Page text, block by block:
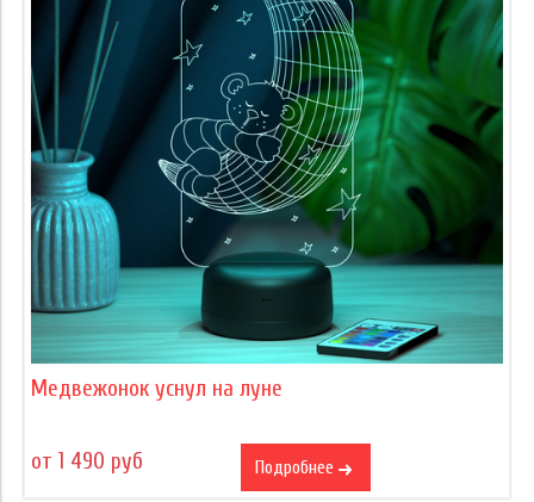
Медвежонок уснул на луне
от 1 490 руб Подробнее